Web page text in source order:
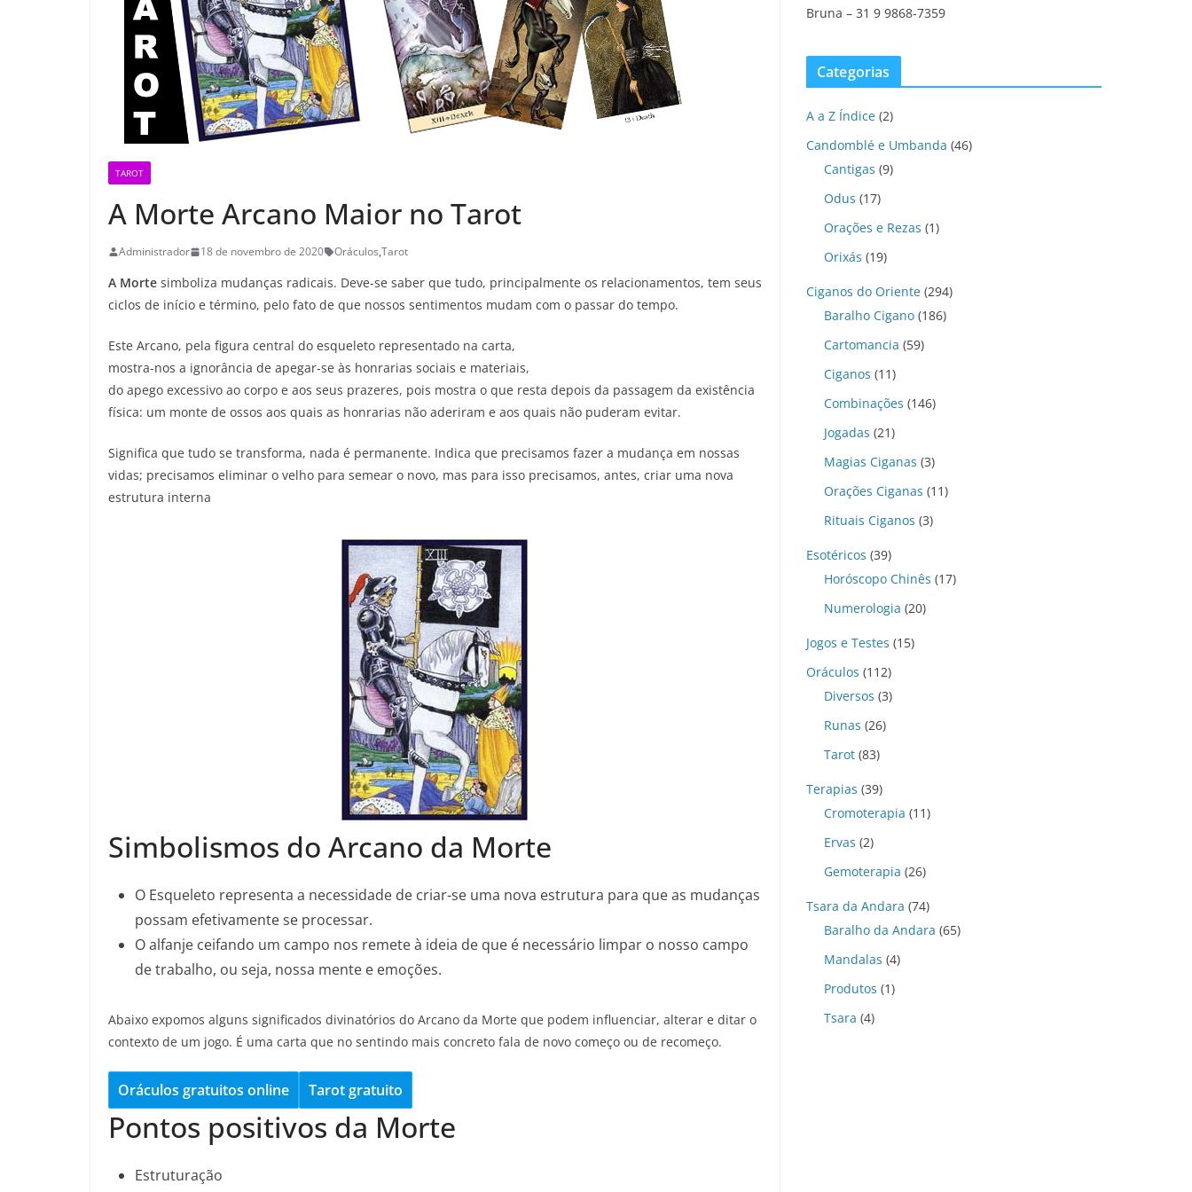
TAROT
A Morte Arcano Maior no Tarot
Administrador 18 de novembro de 2020 Oráculos,Tarot
A Morte simboliza mudanças radicais. Deve-se saber que tudo, principalmente os relacionamentos, tem seus
ciclos de início e término, pelo fato de que nossos sentimentos mudam com o passar do tempo.
Este Arcano, pela figura central do esqueleto representado na carta,
mostra-nos a ignorância de apegar-se às honrarias sociais e materiais,
do apego excessivo ao corpo e aos seus prazeres, pois mostra o que resta depois da passagem da existência
física: um monte de ossos aos quais as honrarias não aderiram e aos quais não puderam evitar.
Significa que tudo se transforma, nada é permanente. Indica que precisamos fazer a mudança em nossas
vidas; precisamos eliminar o velho para semear o novo, mas para isso precisamos, antes, criar uma nova
estrutura interna
Simbolismos do Arcano da Morte
O Esqueleto representa a necessidade de criar-se uma nova estrutura para que as mudanças
possam efetivamente se processar.
O alfanje ceifando um campo nos remete à ideia de que é necessário limpar o nosso campo
de trabalho, ou seja, nossa mente e emoções.
Abaixo expomos alguns significados divinatórios do Arcano da Morte que podem influenciar, alterar e ditar o
contexto de um jogo. É uma carta que no sentindo mais concreto fala de novo começo ou de recomeço.
Oráculos gratuitos online Tarot gratuito
Pontos positivos da Morte
Estruturação
Bruna – 31 9 9868-7359
Categorias
A a Z Índice (2)
Candomblé e Umbanda (46)
Cantigas (9)
Odus (17)
Orações e Rezas (1)
Orixás (19)
Ciganos do Oriente (294)
Baralho Cigano (186)
Cartomancia (59)
Ciganos (11)
Combinações (146)
Jogadas (21)
Magias Ciganas (3)
Orações Ciganas (11)
Rituais Ciganos (3)
Esotéricos (39)
Horóscopo Chinês (17)
Numerologia (20)
Jogos e Testes (15)
Oráculos (112)
Diversos (3)
Runas (26)
Tarot (83)
Terapias (39)
Cromoterapia (11)
Ervas (2)
Gemoterapia (26)
Tsara da Andara (74)
Baralho da Andara (65)
Mandalas (4)
Produtos (1)
Tsara (4)